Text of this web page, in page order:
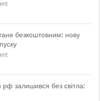
безкоштовним: нову
рф залишився без світла: